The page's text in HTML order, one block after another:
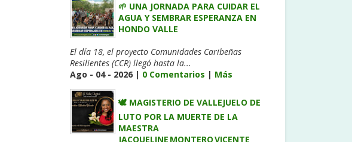
🌱 UNA JORNADA PARA CUIDAR EL
AGUA Y SEMBRAR ESPERANZA EN
HONDO VALLE
El día 18, el proyecto Comunidades Caribeñas
Resilientes (CCR) llegó hasta la...
Ago - 04 - 2026 | 0 Comentarios | Más
🕊️ MAGISTERIO DE VALLEJUELO DE
LUTO POR LA MUERTE DE LA
MAESTRA
JACQUELINE MONTERO VICENTE